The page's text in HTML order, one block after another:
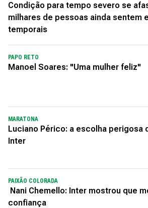
Condição para tempo severo se
milhares de pessoas ainda sentem
temporais
PAPO RETO
Manoel Soares: "Uma mulher feliz"
MARATONA
Luciano Périco: a escolha perigosa
Inter
PAIXÃO COLORADA
Nani Chemello: Inter mostrou que
confiança